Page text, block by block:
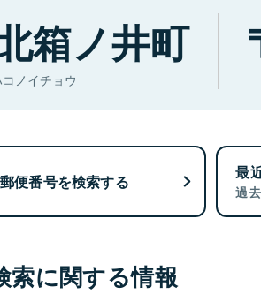
箱ノ井町
ノイチョウ
便番号を検索する 最
過
索に関する情報